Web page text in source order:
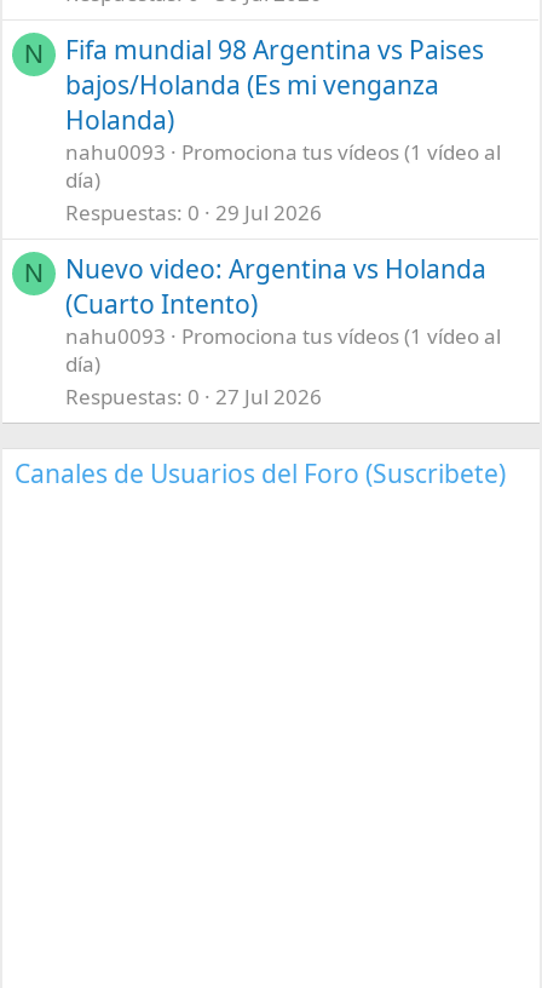
N
Fifa mundial 98 Argentina vs Paises
bajos/Holanda (Es mi venganza
Holanda)
nahu0093
Promociona tus vídeos (1 vídeo al
día)
Respuestas 0 29 Jul 2026
N
Nuevo video: Argentina vs Holanda
(Cuarto Intento)
nahu0093
Promociona tus vídeos (1 vídeo al
día)
Respuestas 0 27 Jul 2026
Canales de Usuarios del Foro (Suscribete)